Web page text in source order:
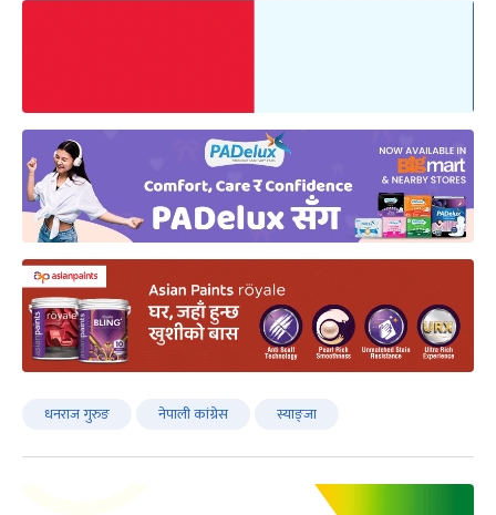
धनराज गुरुङ नेपाली कांग्रेस स्याङ्जा